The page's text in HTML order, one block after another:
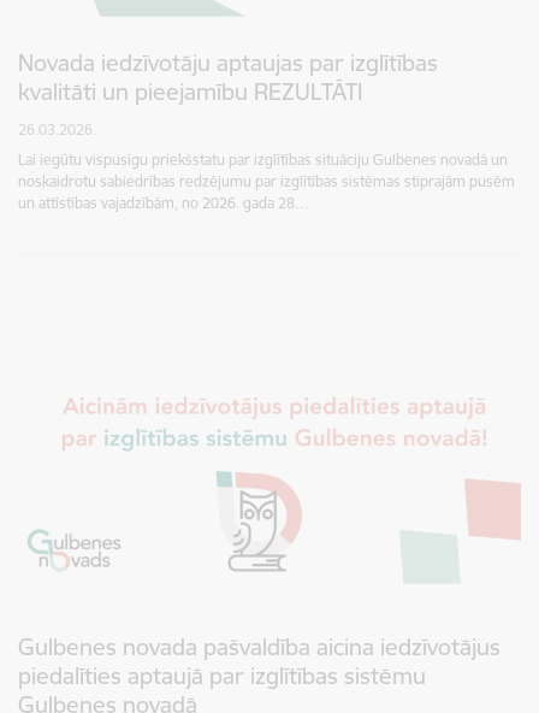
Novada iedzīvotāju aptaujas par izglītības
kvalitāti un pieejamību REZULTĀTI
26.03.2026.
Lai iegūtu vispusīgu priekšstatu par izglītības situāciju Gulbenes novadā un
noskaidrotu sabiedrības redzējumu par izglītības sistēmas stiprajām pusēm
un attīstības vajadzībām, no 2026. gada 28…
Gulbenes novada pašvaldība aicina iedzīvotājus
piedalīties aptaujā par izglītības sistēmu
Gulbenes novadā